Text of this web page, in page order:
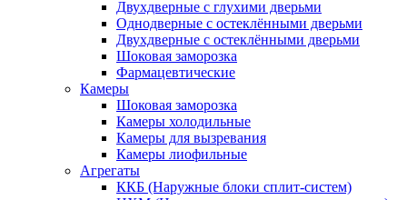
Двухдверные с глухими дверьми
Однодверные с остеклёнными дверьми
Двухдверные с остеклёнными дверьми
Шоковая заморозка
Фармацевтические
Камеры
Шоковая заморозка
Камеры холодильные
Камеры для вызревания
Камеры лиофильные
Агрегаты
ККБ (Наружные блоки сплит-систем)